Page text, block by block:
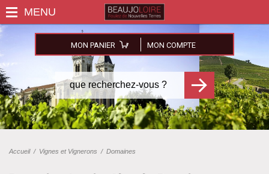
MON PANIER MON COMPTE
Accueil/ Vignes et Vignerons / Domaines